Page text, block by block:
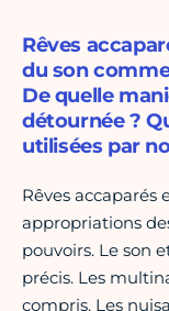
Rêves
du son
De quelle
détournée ?
utilisées par
Rêves accaparés
appropriations
pouvoirs. Le son
précis. Les
compris. Les